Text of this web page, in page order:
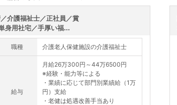
目の求人
介護福祉士／正社員／賞
身用社宅／手厚い福...
職種 介護老人保健施設の介護福祉士
給与
月給26万300円～44万6500円
※経験・能力等による
・業績に応じて部門別業績給（1万
円）支給
・老健は処遇改善手当あり